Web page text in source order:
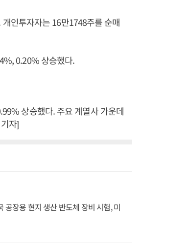
인투자자는 16만1748주를 순매
0.20% 상승했다.
상승했다. 주요 계열사 가운데
자]
공장용 현지 생산 반도체 장비 시험, 미